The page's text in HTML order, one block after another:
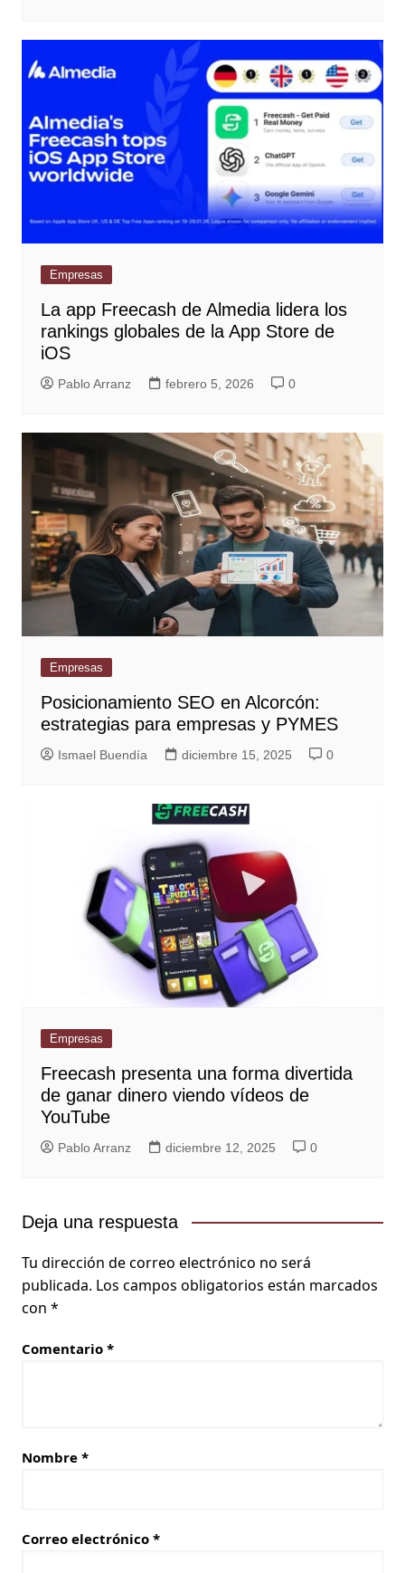
Empresas
La app Freecash de Almedia lidera los
rankings globales de la App Store de
iOS
Pablo Arranz febrero 5, 2026 0
Empresas
Posicionamiento SEO en Alcorcón:
estrategias para empresas y PYMES
Ismael Buendía diciembre 15, 2025 0
Empresas
Freecash presenta una forma divertida
de ganar dinero viendo vídeos de
YouTube
Pablo Arranz diciembre 12, 2025 0
Deja una respuesta
Tu dirección de correo electrónico no será
publicada. Los campos obligatorios están marcados
con *
Comentario *
Nombre *
Correo electrónico *